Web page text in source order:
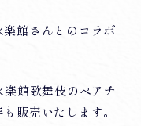
館さんとのコラボ
館歌舞伎のペアチ
販売いたします。